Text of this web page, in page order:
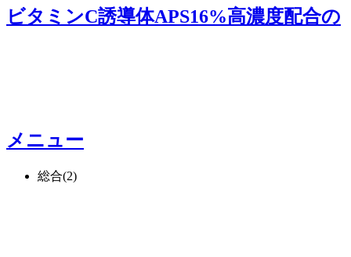
ビタミンC誘導体APS16%高濃度配合の
メニュー
総合(2)